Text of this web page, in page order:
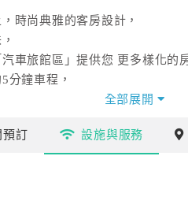
時尚典雅的客房設計，
車旅館區」提供您 更多樣化的
分鐘車程，
鐘車程，「環球影城」商圈步行
化園區約15分鐘車程、
統、大立百貨、漢神百貨、新
全部展開
預訂 設施與服務